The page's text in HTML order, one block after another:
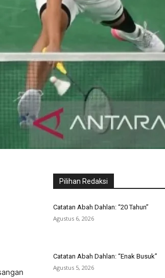
Pilihan Redaksi
Catatan Abah Dahlan: “20 Tahun”
Agustus 6, 2026
Catatan Abah Dahlan: “Enak Busuk”
Agustus 5, 2026